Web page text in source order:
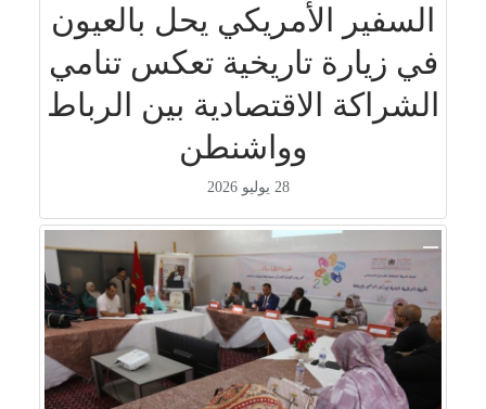
السفير الأمريكي يحل بالعيون
في زيارة تاريخية تعكس تنامي
الشراكة الاقتصادية بين الرباط
وواشنطن
28 يوليو 2026